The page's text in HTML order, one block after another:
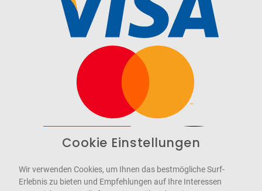
WCAG-2.1-AA
Cookie Einstellungen
Wir verwenden Cookies, um Ihnen das bestmögliche Surf-
Erlebnis zu bieten und Empfehlungen auf Ihre Interessen